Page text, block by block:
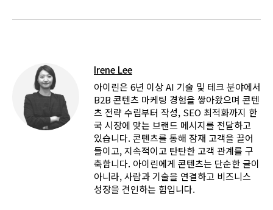
Irene Lee
아이린은 6년 이상 AI 기술 및 테크 분야에서
B2B 콘텐츠 마케팅 경험을 쌓아왔으며 콘텐
츠 전략 수립부터 작성, SEO 최적화까지 한
국 시장에 맞는 브랜드 메시지를 전달하고
있습니다. 콘텐츠를 통해 잠재 고객을 끌어
들이고, 지속적이고 탄탄한 고객 관계를 구
축합니다. 아이린에게 콘텐츠는 단순한 글이
아니라, 사람과 기술을 연결하고 비즈니스
성장을 견인하는 힘입니다.